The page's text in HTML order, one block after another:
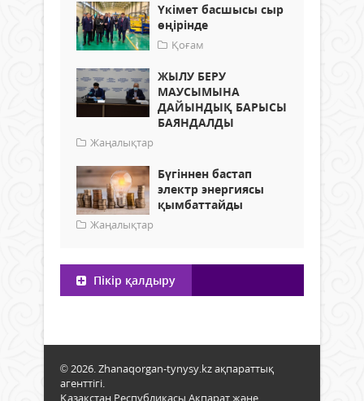
Үкімет басшысы сыр
өңірінде
Қоғам
ЖЫЛУ БЕРУ
МАУСЫМЫНА
ДАЙЫНДЫҚ БАРЫСЫ
БАЯНДАЛДЫ
Жаңалықтар
Бүгіннен бастап
электр энергиясы
қымбаттайды
Жаңалықтар
Пікір қалдыру
© 2026. Zhanaqorgan-tynysy.kz ақпараттық
агенттігі.
Қазақстан Республикасы Ақпарат және